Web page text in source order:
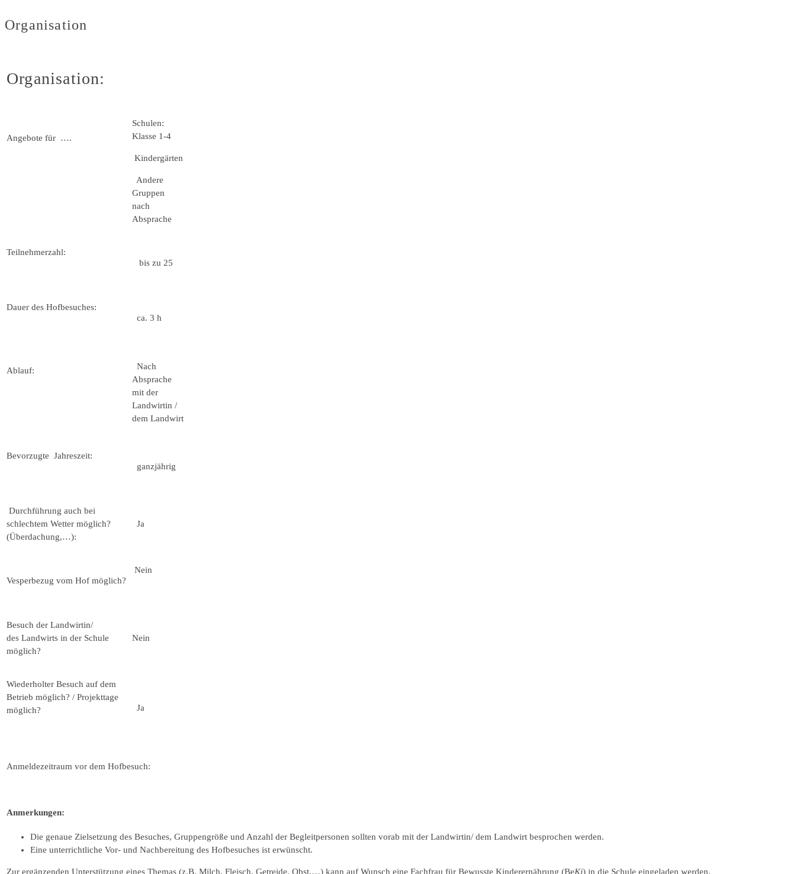
Organisation
Organisation:
Angebote für ….
Schulen:
Klasse 1-4
Kindergärten
Andere
Gruppen
nach
Absprache
Teilnehmerzahl:
bis zu 25
Dauer des Hofbesuches:
ca. 3 h
Ablauf:
Nach
Absprache
mit der
Landwirtin /
dem Landwirt
Bevorzugte Jahreszeit:
ganzjährig
Durchführung auch bei
schlechtem Wetter möglich?
(Überdachung,…):
Ja
Vesperbezug vom Hof möglich?
Nein
Besuch der Landwirtin/
des Landwirts in der Schule
möglich?
Nein
Wiederholter Besuch auf dem
Betrieb möglich? / Projekttage
möglich?
Ja
Anmeldezeitraum vor dem Hofbesuch:
Anmerkungen:
Die genaue Zielsetzung des Besuches, Gruppengröße und Anzahl der Begleitpersonen sollten vorab mit der Landwirtin/ dem Landwirt besprochen werden.
Eine unterrichtliche Vor- und Nachbereitung des Hofbesuches ist erwünscht.
Zur ergänzenden Unterstützung eines Themas (z.B. Milch, Fleisch, Getreide, Obst,…) kann auf Wunsch eine Fachfrau für Bewusste Kinderernährung (BeKi) in die Schule eingeladen werden.